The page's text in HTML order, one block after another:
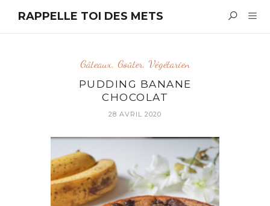
RAPPELLE TOI DES METS
Gâteaux, Goûter, Végétarien
PUDDING BANANE
CHOCOLAT
28 AVRIL 2020